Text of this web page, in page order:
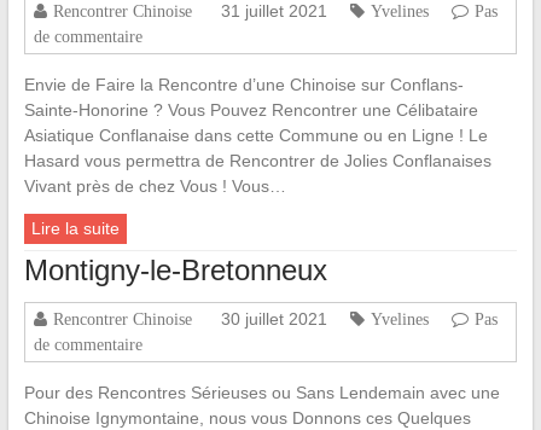
Rencontrer Chinoise 31 juillet 2021 Yvelines
Pas
de commentaire
Envie de Faire la Rencontre d’une Chinoise sur Conflans-
Sainte-Honorine ? Vous Pouvez Rencontrer une Célibataire
Asiatique Conflanaise dans cette Commune ou en Ligne ! Le
Hasard vous permettra de Rencontrer de Jolies Conflanaises
Vivant près de chez Vous ! Vous…
Lire la suite
Montigny-le-Bretonneux
Rencontrer Chinoise 30 juillet 2021 Yvelines
Pas
de commentaire
Pour des Rencontres Sérieuses ou Sans Lendemain avec une
Chinoise Ignymontaine, nous vous Donnons ces Quelques